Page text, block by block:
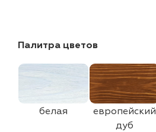
Палитра цветов
белая
европейский
дуб